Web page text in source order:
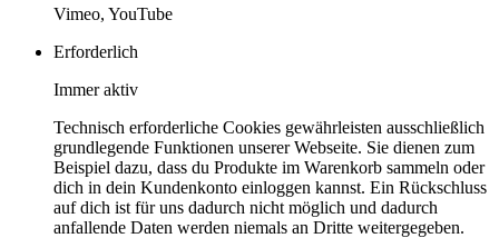
Vimeo, YouTube
Erforderlich
Immer aktiv
Technisch erforderliche Cookies gewährleisten ausschließlich
grundlegende Funktionen unserer Webseite. Sie dienen zum
Beispiel dazu, dass du Produkte im Warenkorb sammeln oder
dich in dein Kundenkonto einloggen kannst. Ein Rückschluss
auf dich ist für uns dadurch nicht möglich und dadurch
anfallende Daten werden niemals an Dritte weitergegeben.